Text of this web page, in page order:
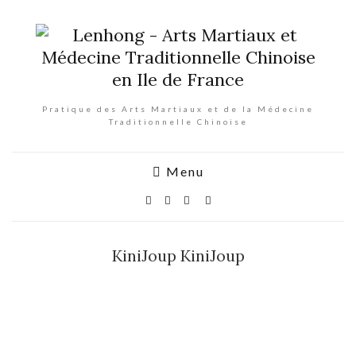
Pratique des Arts Martiaux et de la Médecine
Traditionnelle Chinoise
Menu
KiniJoup KiniJoup